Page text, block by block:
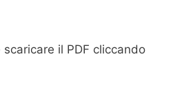
il PDF cliccando